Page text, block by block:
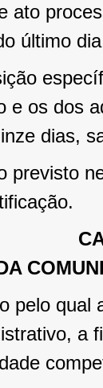
ato
último
e os dos
dias,
previsto
pelo qual
a